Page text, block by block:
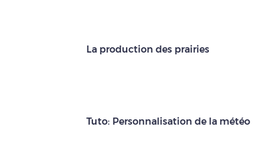
La production des prairies
Tuto: Personnalisation de la météo